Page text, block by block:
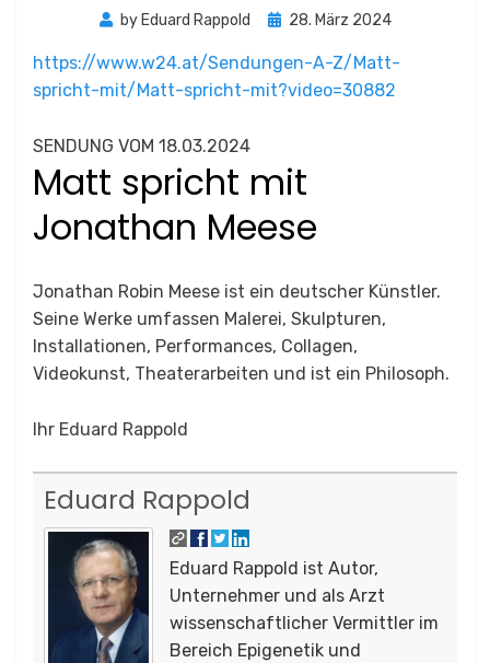
by Eduard Rappold
Posted
28. März 2024
https://www.w24.at/Sendungen-A-Z/Matt-
spricht-mit/Matt-spricht-mit?video=30882
SENDUNG VOM 18.03.2024
Matt spricht mit
Jonathan Meese
Jonathan Robin Meese ist ein deutscher Künstler.
Seine Werke umfassen Malerei, Skulpturen,
Installationen, Performances, Collagen,
Videokunst, Theaterarbeiten und ist ein Philosoph.
Ihr Eduard Rappold
Eduard Rappold
Eduard Rappold ist Autor,
Unternehmer und als Arzt
wissenschaftlicher Vermittler im
Bereich Epigenetik und